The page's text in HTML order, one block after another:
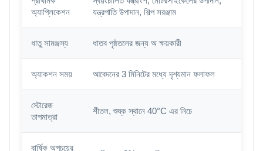
অ্যাপ্লিকেশন
যন্ত্রপাতি উপাদান, শিল্প সরঞ্জাম
ধাতু সামঞ্জস্য ধাতব পৃষ্ঠতলের জন্য অ ক্ষয়কারী
অ্যাকশন সময় আবেদনের 3 মিনিটের মধ্যে দৃশ্যমান ফলাফল
স্টোরেজ
তাপমাত্রা
শীতল, শুষ্ক স্থানে 40°C এর নিচে
বার্ষিক অপচয়ের